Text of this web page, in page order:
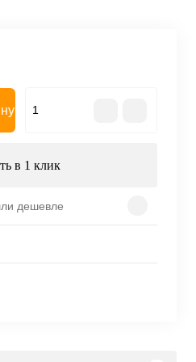
в 1 клик
дешевле